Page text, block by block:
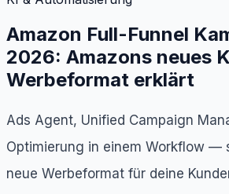
Amazon Full-Funnel
2026: Amazons neues
Werbeformat erklärt
Ads Agent, Unified Campaign
Optimierung in einem Workflow —
neue Werbeformat für deine